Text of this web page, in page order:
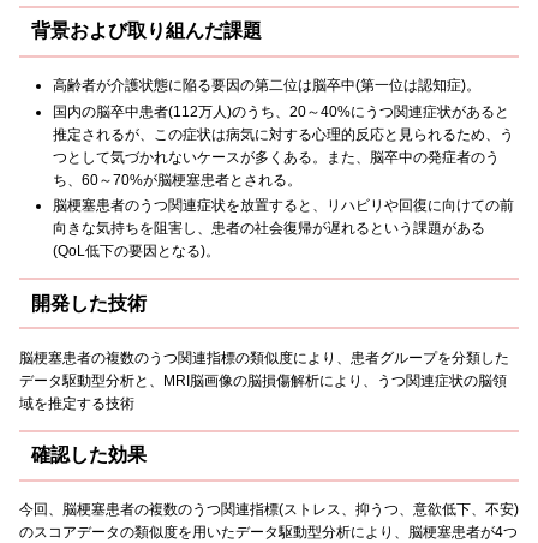
背景および取り組んだ課題
高齢者が介護状態に陥る要因の第二位は脳卒中(第一位は認知症)。
国内の脳卒中患者(112万人)のうち、20～40%にうつ関連症状があると
推定されるが、この症状は病気に対する心理的反応と見られるため、う
つとして気づかれないケースが多くある。また、脳卒中の発症者のう
ち、60～70%が脳梗塞患者とされる。
脳梗塞患者のうつ関連症状を放置すると、リハビリや回復に向けての前
向きな気持ちを阻害し、患者の社会復帰が遅れるという課題がある
(QoL低下の要因となる)。
開発した技術
脳梗塞患者の複数のうつ関連指標の類似度により、患者グループを分類した
データ駆動型分析と、MRI脳画像の脳損傷解析により、うつ関連症状の脳領
域を推定する技術
確認した効果
今回、脳梗塞患者の複数のうつ関連指標(ストレス、抑うつ、意欲低下、不安)
のスコアデータの類似度を用いたデータ駆動型分析により、脳梗塞患者が4つ